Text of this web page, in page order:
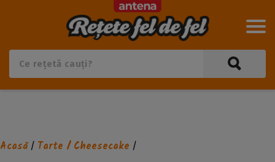
Acasă/ Tarte / Cheesecake /